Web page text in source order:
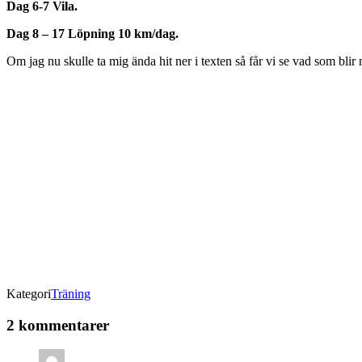
Dag 6-7 Vila.
Dag 8 – 17 Löpning 10 km/dag.
Om jag nu skulle ta mig ända hit ner i texten så får vi se vad som blir
KategoriTräning
2 kommentarer